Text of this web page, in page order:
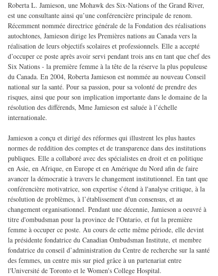
Roberta L. Jamieson, une Mohawk des Six-Nations of the Grand River,
est une consultante ainsi qu’une conférencière principale de renom.
Récemment nommée directrice générale de la Fondation des réalisations
autochtones, Jamieson dirige les Premières nations au Canada vers la
réalisation de leurs objectifs scolaires et professionnels. Elle a accepté
d’occuper ce poste après avoir servi pendant trois ans en tant que chef des
Six Nations - la première femme à la tête de la réserve la plus populeuse
du Canada. En 2004, Roberta Jamieson est nommée au nouveau Conseil
national sur la santé. Pour sa passion, pour sa volonté de prendre des
risques, ainsi que pour son implication importante dans le domaine de la
résolution des différends, Mme Jamieson est saluée à l’échelle
internationale.
Jamieson a conçu et dirigé des réformes qui illustrent les plus hautes
normes de reddition des comptes et de transparence dans des institutions
publiques. Elle a collaboré avec des spécialistes en droit et en politique
en Asie, en Afrique, en Europe et en Amérique du Nord afin de faire
avancer la démocratie à travers le changement institutionnel. En tant que
conférencière motivatrice, son expertise s’étend à l'analyse critique, à la
résolution de problèmes, à l’établissement d'un consensus, et au
changement organisationnel. Pendant une décennie, Jamieson a oeuvré à
titre d'ombudsman pour la province de l'Ontario, et fut la première
femme à occuper ce poste. Au cours de cette même période, elle devint
la présidente fondatrice du Canadian Ombudsman Institute, et membre
fondatrice du conseil d’administration du Centre de recherche sur la santé
des femmes, un centre mis sur pied grâce à un partenariat entre
l'Université de Toronto et le Women's College Hospital.